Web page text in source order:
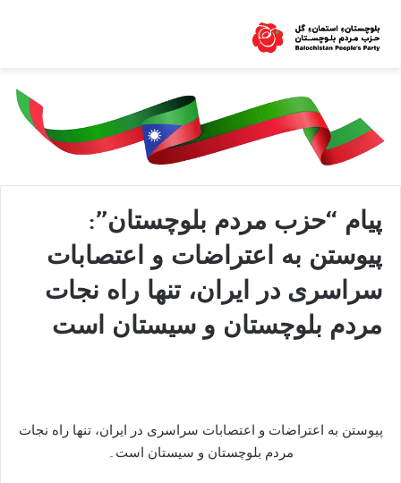
پیام “حزب مردم بلوچستان”:
پیوستن به اعتراضات و اعتصابات
سراسری در ایران، تنها راه نجات
مردم بلوچستان و سیستان است
پیوستن به اعتراضات و اعتصابات سراسری در ایران، تنها راه نجات
مردم بلوچستان و سیستان است۔